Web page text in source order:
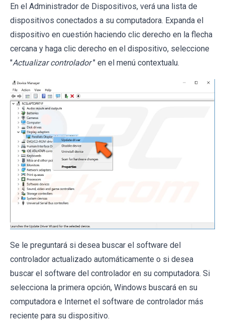
En el Administrador de Dispositivos, verá una lista de
dispositivos conectados a su computadora. Expanda el
dispositivo en cuestión haciendo clic derecho en la flecha
cercana y haga clic derecho en el dispositivo, seleccione
"Actualizar controlador " en el menú contextualu.
Se le preguntará si desea buscar el software del
controlador actualizado automáticamente o si desea
buscar el software del controlador en su computadora. Si
selecciona la primera opción, Windows buscará en su
computadora e Internet el software de controlador más
reciente para su dispositivo.